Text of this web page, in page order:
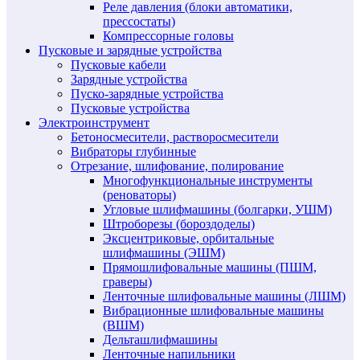
Реле давления (блоки автоматики,
прессостаты)
Компрессорные головы
Пусковые и зарядные устройства
Пусковые кабели
Зарядные устройства
Пуско-зарядные устройства
Пусковые устройства
Электроинструмент
Бетоносмесители, растворосмесители
Вибраторы глубинные
Отрезание, шлифование, полирование
Многофункциональные инструменты
(реноваторы)
Угловые шлифмашины (болгарки, УШМ)
Штроборезы (бороздоделы)
Эксцентриковые, орбитальные
шлифмашины (ЭШМ)
Прямошлифовальные машины (ПШМ,
граверы)
Ленточные шлифовальные машины (ЛШМ)
Вибрационные шлифовальные машины
(ВШМ)
Дельташлифмашины
Ленточные напильники